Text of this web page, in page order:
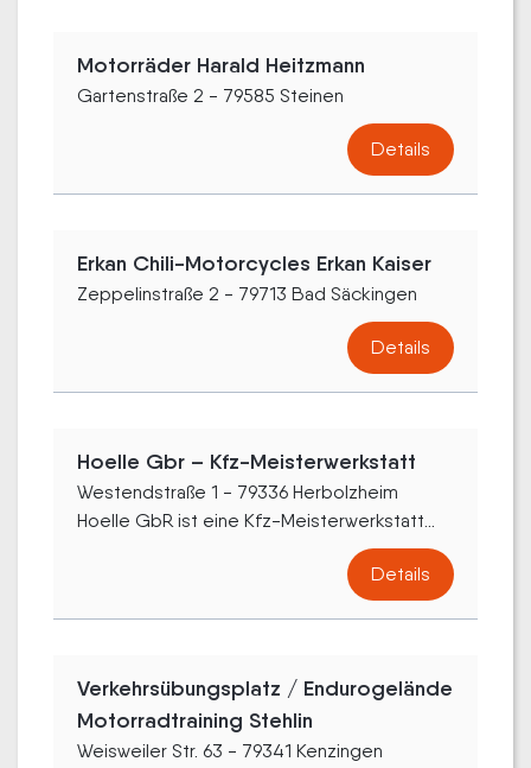
Motorräder Harald Heitzmann
Gartenstraße 2 - 79585 Steinen
Details
Erkan Chili-Motorcycles Erkan Kaiser
Zeppelinstraße 2 - 79713 Bad Säckingen
Details
Hoelle Gbr – Kfz-Meisterwerkstatt
Westendstraße 1 - 79336 Herbolzheim
Hoelle GbR ist eine Kfz-Meisterwerkstatt...
Details
Verkehrsübungsplatz / Endurogelände
Motorradtraining Stehlin
Weisweiler Str. 63 - 79341 Kenzingen